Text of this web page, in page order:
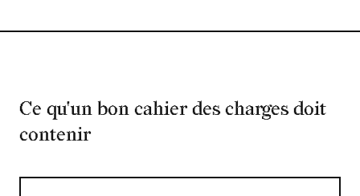
Ce qu'un bon cahier des charges doit
contenir